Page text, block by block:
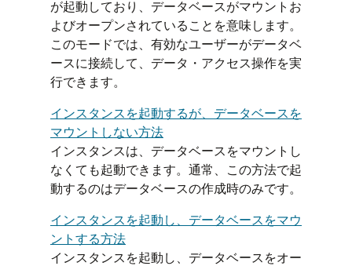
が起動しており、データベースがマウントお
よびオープンされていることを意味します。
このモードでは、有効なユーザーがデータベ
ースに接続して、データ・アクセス操作を実
行できます。
インスタンスを起動するが、データベースを
マウントしない方法
インスタンスは、データベースをマウントし
なくても起動できます。通常、この方法で起
動するのはデータベースの作成時のみです。
インスタンスを起動し、データベースをマウ
ントする方法
インスタンスを起動し、データベースをオー